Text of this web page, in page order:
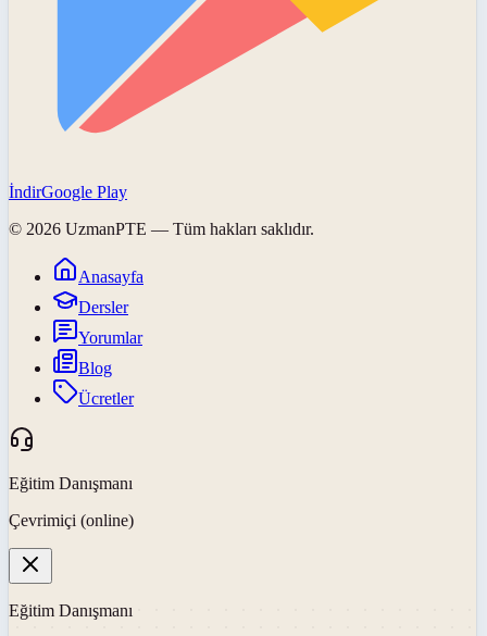
İndirGoogle Play
© 2026 UzmanPTE — Tüm hakları saklıdır.
Anasayfa
Dersler
Yorumlar
Blog
Ücretler
Eğitim Danışmanı
Çevrimiçi (online)
Eğitim Danışmanı